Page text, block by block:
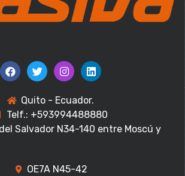
Quito - Ecuador.
Telf.: +593994488880
Salvador N34-140 entre Moscú y
OE7A N45-42